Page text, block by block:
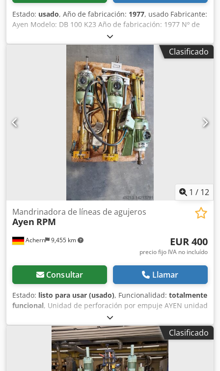
Estado: usado, Año de fabricación: 1977, usado Fabricante:
Ayen Modelo: DB 100 K23 Año de fabricación: 1977 Nº de
máquina: 751212 Nº de husillos: 23 uds. Nº de barras
taladradoras: 1 Taladrado desde arriba Giratorio
neumático Freno de avance hidráulico Cedpfevwgagjx Ak
Terf Portabrocas D 10 mm Sujetadores: 3 uds. Paso: 32 mm
Dimensiones aproximadas LxAxA mm: 1200 x 800 x 1600
Peso aprox.: 370 kg Potencia total instalada: 2,2 kW
Ubicación en almacén: 97447 Gerolzhofen Entrega en el
estado actual, tal como se inspeccionó - libre cargado -
Clasificado
1 / 12
Achern 9,455 km
Mandrinadora de líneas de agujeros
Ayen RPM
EUR 400
precio fijo IVA no incluído
Consultar Llamar
Estado: listo para usar (usado), Funcionalidad: totalmente
funcional, Unidad de perforación por empuje AYEN unidad
de perforación electro-neumática por empuje varios
modelos Crodsqv Ey Uopfx Ak Tsf 2 unidades RPM 1C, 0,73
kW – 450 € cada una 1 unidad RPM 0,5C, 0,37 kW – 400 €
Clasificado